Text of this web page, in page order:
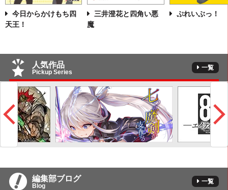
今日からかけもち四
天王！
三井澄花と四角い悪
魔
ぷれいぶっ！
人気作品
Pickup Series
一覧
編集部ブログ
Blog
一覧